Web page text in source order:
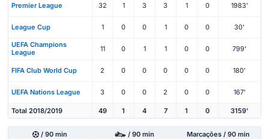
Premier League 32 1 3 3 1 0 1983'
League Cup 1 0 0 1 0 0 30'
UEFA Champions
League
11 0 1 1 0 0 799'
FIFA Club World Cup 2 0 0 0 0 0 180'
UEFA Nations League 3 0 0 2 0 0 167'
Total 2018/2019 49 1 4 7 1 0 3159'
/ 90 min / 90 min Marcações / 90 min